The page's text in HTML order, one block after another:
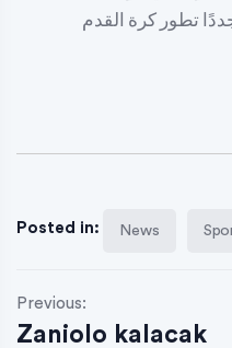
تطور كرة القدم
Posted in: News
Previous:
Zaniolo kalacak